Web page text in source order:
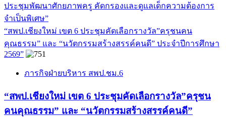
ประชุมพัฒนาศักยภาพครู คัดกรองและดูแลเด็กความต้องการ
จำเป็นพิเศษ”
“สพป.เชียงใหม่ เขต 6 ประชุมคัดเลือกรางวัล”ครุชนคน
คุณธรรม” และ “นวัตกรรมสร้างสรรค์คนดี” ประจำปีการศึกษา
2569”
ภารกิจฝ่ายบริหาร สพป.ชม.6
“สพป.เชียงใหม่ เขต 6 ประชุมคัดเลือกรางวัล”ครุชน
คนคุณธรรม” และ “นวัตกรรมสร้างสรรค์คนดี”